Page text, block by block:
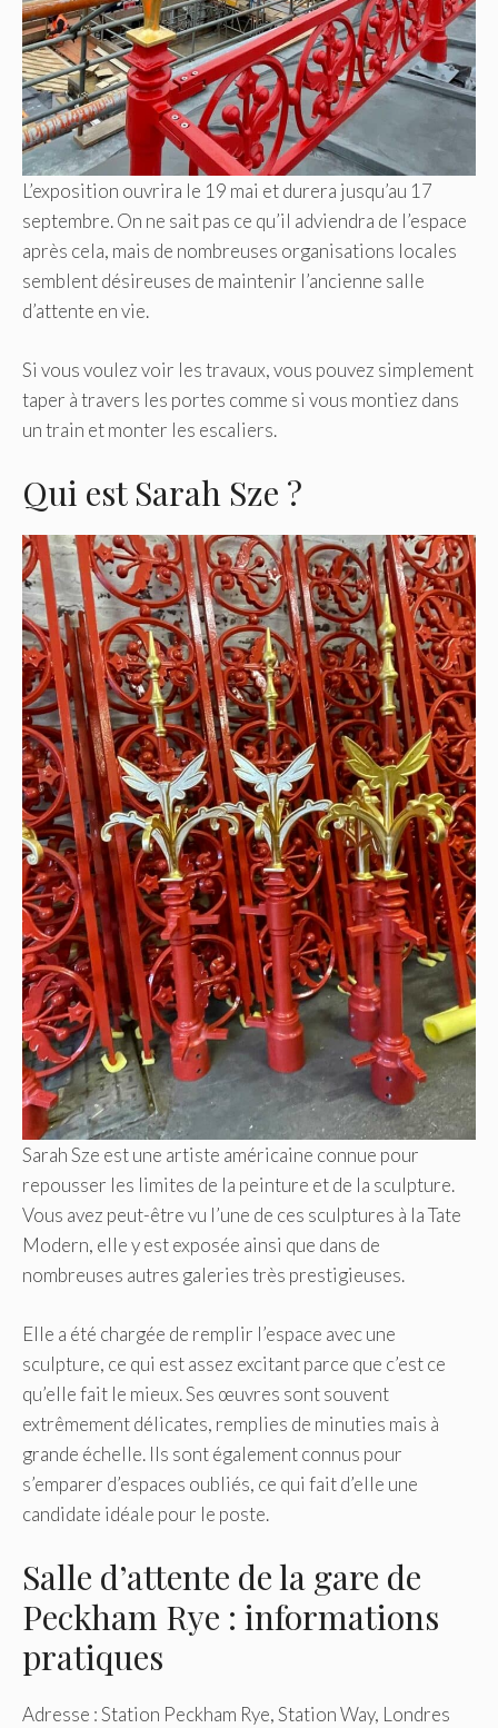
L’exposition ouvrira le 19 mai et durera jusqu’au 17
septembre. On ne sait pas ce qu’il adviendra de l’espace
après cela, mais de nombreuses organisations locales
semblent désireuses de maintenir l’ancienne salle
d’attente en vie.
Si vous voulez voir les travaux, vous pouvez simplement
taper à travers les portes comme si vous montiez dans
un train et monter les escaliers.
Qui est Sarah Sze ?
Sarah Sze est une artiste américaine connue pour
repousser les limites de la peinture et de la sculpture.
Vous avez peut-être vu l’une de ces sculptures à la Tate
Modern, elle y est exposée ainsi que dans de
nombreuses autres galeries très prestigieuses.
Elle a été chargée de remplir l’espace avec une
sculpture, ce qui est assez excitant parce que c’est ce
qu’elle fait le mieux. Ses œuvres sont souvent
extrêmement délicates, remplies de minuties mais à
grande échelle. Ils sont également connus pour
s’emparer d’espaces oubliés, ce qui fait d’elle une
candidate idéale pour le poste.
Salle d’attente de la gare de
Peckham Rye : informations
pratiques
Adresse : Station Peckham Rye, Station Way, Londres